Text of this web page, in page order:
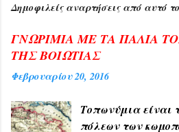
Δημοφιλείς αναρτήσεις από αυτό
ΓΝΩΡΙΜΙΑ ΜΕ ΤΑ ΠΑΛΙΑ
ΤΗΣ ΒΟΙΩΤΙΑΣ
Φεβρουαρίου 20, 2016
Τοπωνύμια είναι
πόλεων των